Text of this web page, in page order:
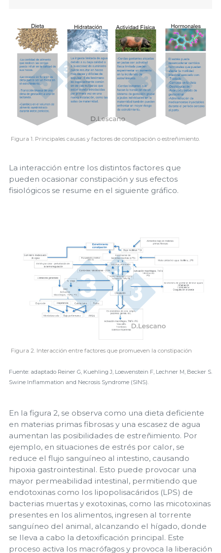
Figura 1. Principales causas y factores de constipación o estreñimiento.
La interacción entre los distintos factores que
pueden ocasionar constipación y sus efectos
fisiológicos se resume en el siguiente gráfico.
Figura 2. Interacción entre factores que promueven la constipación
Fuente: adaptado Reiner G, Kuehling J, Loewenstein F, Lechner M, Becker S.
Swine Inflammation and Necrosis Syndrome (SINS).
En la figura 2, se observa como una dieta deficiente
en materias primas fibrosas y una escasez de agua
aumentan las posibilidades de estreñimiento. Por
ejemplo, en situaciones de estrés por calor, se
reduce el flujo sanguíneo al intestino, causando
hipoxia gastrointestinal. Esto puede provocar una
mayor permeabilidad intestinal, permitiendo que
endotoxinas como los lipopolisacáridos (LPS) de
bacterias muertas y exotoxinas, como las micotoxinas
presentes en los alimentos, ingresen al torrente
sanguíneo del animal, alcanzando el hígado, donde
se lleva a cabo la detoxificación principal. Este
proceso activa los macrófagos y provoca la liberación